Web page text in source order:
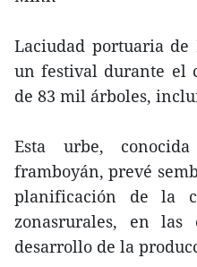
Laciudad portuaria de
un festival durante el
de 83 mil árboles,
Esta urbe,
framboyán, prevé
planificación de la
zonasrurales, en
desarrollo de la